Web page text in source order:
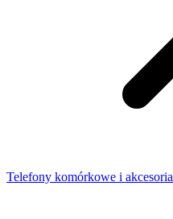
Telefony komórkowe i akcesoria